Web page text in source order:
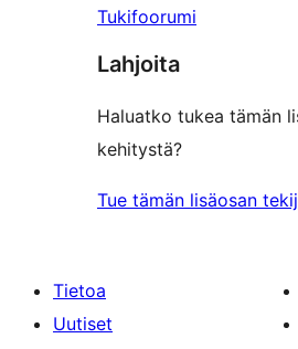
Tukifoorumi
Lahjoita
Haluatko tukea tämän
kehitystä?
Tue tämän lisäosan
Tietoa
Uutiset